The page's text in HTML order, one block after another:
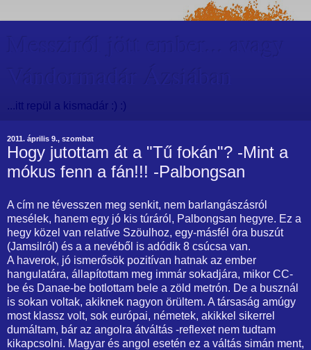
Messziről jött ember... avagy
Vándormadár Ázsiában
...itt repül a kismadár :) :)
2011. április 9., szombat
Hogy jutottam át a "Tű fokán"? -Mint a
mókus fenn a fán!!! -Palbongsan
A cím ne tévesszen meg senkit, nem barlangászásról
mesélek, hanem egy jó kis túráról, Palbongsan hegyre. Ez a
hegy közel van relatíve Szöulhoz, egy-másfél óra buszút
(Jamsilról) és a a nevéből is adódik 8 csúcsa van.
A haverok, jó ismerősök pozitívan hatnak az ember
hangulatára, állapítottam meg immár sokadjára, mikor CC-
be és Danae-be botlottam bele a zöld metrón. De a busznál
is sokan voltak, akiknek nagyon örültem. A társaság amúgy
most klassz volt, sok európai, németek, akikkel sikerrel
dumáltam, bár az angolra átváltás -reflexet nem tudtam
kikapcsolni. Magyar és angol esetén ez a váltás simán ment,